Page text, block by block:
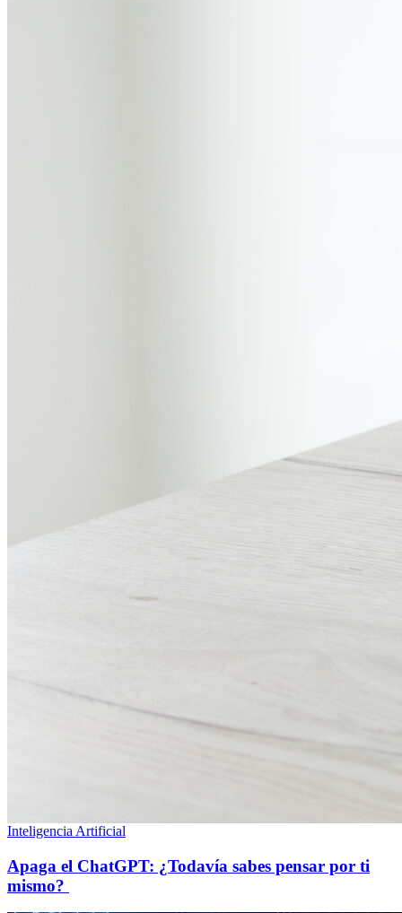
Inteligencia Artificial
Apaga el ChatGPT: ¿Todavía sabes pensar por ti
mismo?